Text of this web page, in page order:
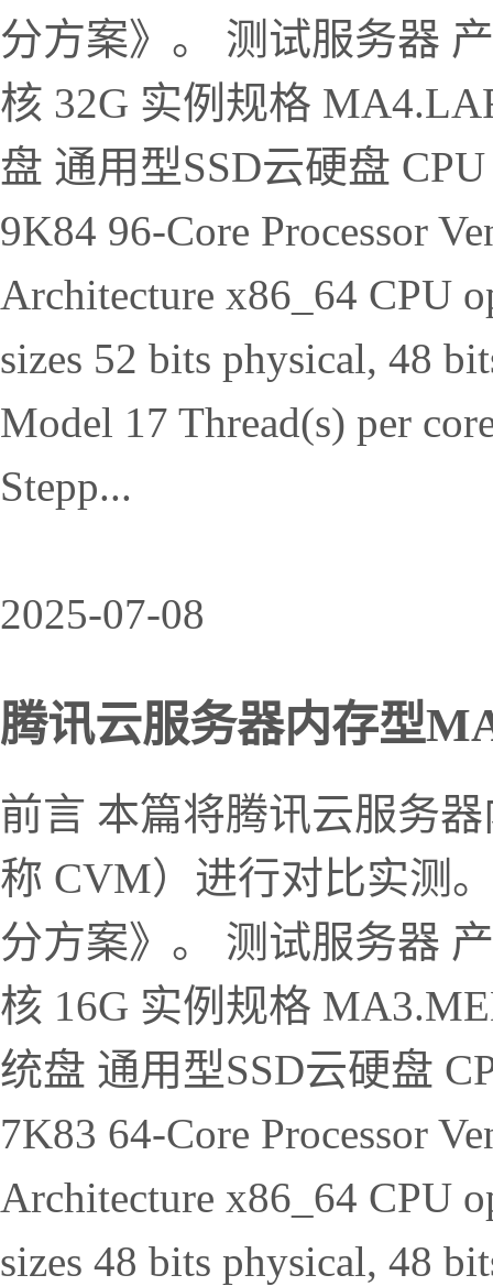
分方案》。 测试服务器
核 32G 实例规格
盘 通用型SSD云硬盘
9K84 96-Core Processor
Architecture x86_64 CPU
sizes 52 bits physical, 48
Model 17 Thread(s) per
Stepp...
2025-07-08
腾讯云服务器内存型
前言 本篇将腾讯云服务
称 CVM）进行对比实测
分方案》。 测试服务器
核 16G 实例规格
统盘 通用型SSD云硬盘
7K83 64-Core Processor
Architecture x86_64 CPU
sizes 48 bits physical, 48